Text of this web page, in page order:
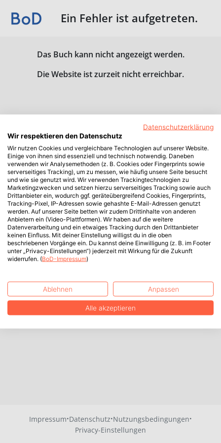
Ein Fehler ist aufgetreten.
Das Buch kann nicht angezeigt werden.
Die Website ist zurzeit nicht erreichbar.
Impressum·Datenschutz·Nutzungsbedingungen·
Privacy-Einstellungen
Datenschutzerklärung
Wir respektieren den Datenschutz
Wir nutzen Cookies und vergleichbare Technologien auf unserer Website.
Einige von ihnen sind essenziell und technisch notwendig. Daneben
verwenden wir Analysemethoden (z. B. Cookies oder Fingerprints sowie
serverseitiges Tracking), um zu messen, wie häufig unsere Seite besucht
und wie sie genutzt wird. Wir verwenden Trackingtechnologien zu
Marketingzwecken und setzen hierzu serverseitiges Tracking sowie auch
Drittanbieter ein, wodurch ggf. geräteübergreifend Cookies, Fingerprints,
Tracking-Pixel, IP-Adressen sowie gehashte E-Mail-Adressen genutzt
werden. Auf unserer Seite betten wir zudem Drittinhalte von anderen
Anbietern ein (Video-Plattformen). Wir haben auf die weitere
Datenverarbeitung und ein etwaiges Tracking durch den Drittanbieter
keinen Einfluss. Mit deiner Einstellung willigst du in die oben
beschriebenen Vorgänge ein. Du kannst deine Einwilligung (z. B. im Footer
unter „Privacy-Einstellungen“) jederzeit mit Wirkung für die Zukunft
widerrufen. (BoD-Impressum)
Ablehnen Anpassen
Alle akzeptieren